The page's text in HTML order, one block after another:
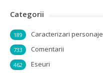
Categorii
Caracterizari personaje
189
Comentarii
733
Eseuri
462